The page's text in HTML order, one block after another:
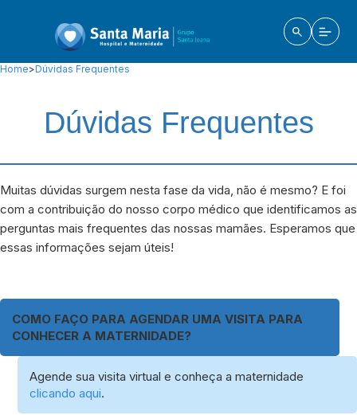
Home>Dúvidas Frequentes
Dúvidas Frequentes
Muitas dúvidas surgem nesta fase da vida, não é mesmo? E foi
com a contribuição do nosso corpo médico que identificamos as
perguntas mais frequentes das nossas mamães. Esperamos que
essas informações sejam úteis!
COMO FAÇO PARA AGENDAR UMA VISITA PARA
CONHECER A MATERNIDADE?
Agende sua visita virtual e conheça a maternidade
clicando aqui.